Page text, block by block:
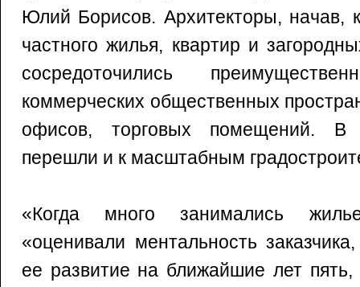
Юлий Борисов. Архитекторы, начав,
частного жилья, квартир и
сосредоточились
коммерческих общественных
офисов, торговых помещений. В
перешли и к масштабным
«Когда много занимались
«оценивали ментальность
ее развитие на ближайшие лет пять,